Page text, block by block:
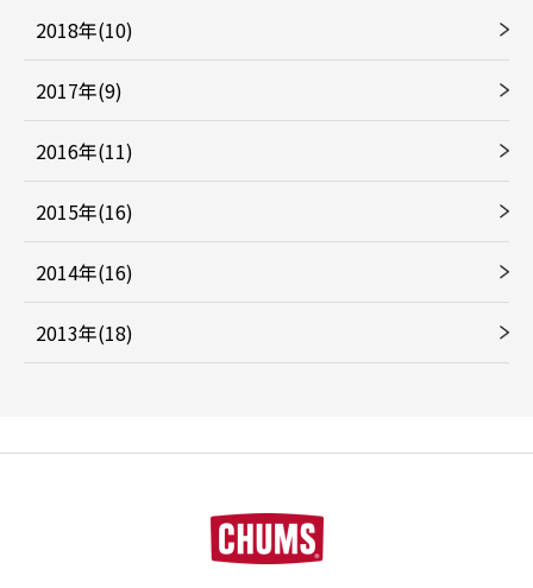
2018年(10)
2017年(9)
2016年(11)
2015年(16)
2014年(16)
2013年(18)